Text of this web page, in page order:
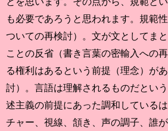
も必要であろうと思われます。規範
ついての再検討）。文が文としてま
ことの反省（書き言葉の密輸入への
る権利はあるという前提（理念）が
討）。言語は理解されるものだとい
述主義の前提にあった調和している
チャー、視線、頷き、声の調子、誰